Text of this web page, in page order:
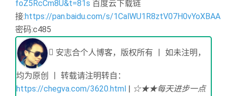
foZ5RcCm8U&t=81s 百度云下载链
接:https://pan.baidu.com/s/1CalWU1R8ztV07H0vYoXBAA
密码:c485
安志合个人博客，版权所有 丨 如未注明，
均为原创 丨 转载请注明转自：
https://chegva.com/3620.html | ☆★★每天进步一点